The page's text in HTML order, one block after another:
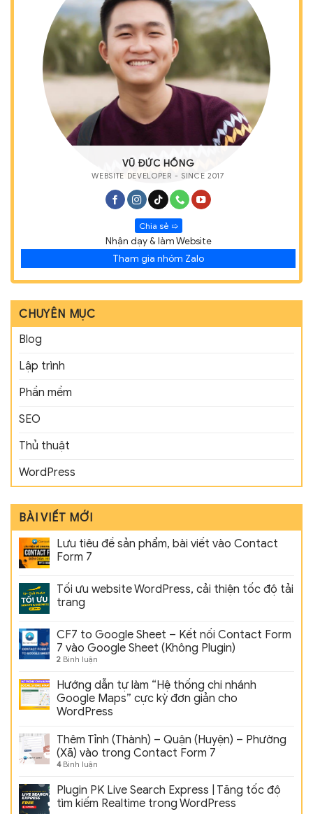
VŨ ĐỨC HỒNG
WEBSITE DEVELOPER - SINCE 2017
Chia sẻ ➯
Nhận dạy & làm Website
Tham gia nhóm Zalo
CHUYÊN MỤC
Blog
Lập trình
Phần mềm
SEO
Thủ thuật
WordPress
BÀI VIẾT MỚI
Lưu tiêu đề sản phẩm, bài viết vào Contact
Form 7
Tối ưu website WordPress, cải thiện tốc độ tải
trang
CF7 to Google Sheet – Kết nối Contact Form
7 vào Google Sheet (Không Plugin)
2 Bình luận
Hướng dẫn tự làm “Hệ thống chi nhánh
Google Maps” cực kỳ đơn giản cho
WordPress
Thêm Tỉnh (Thành) – Quận (Huyện) – Phường
(Xã) vào trong Contact Form 7
4Bình luận
Plugin PK Live Search Express | Tăng tốc độ
tìm kiếm Realtime trong WordPress